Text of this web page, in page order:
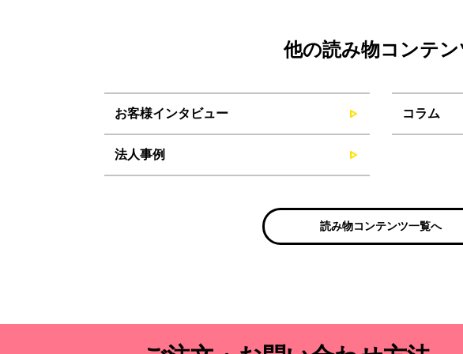
他の読み物コンテン
お客様インタビュー コラム
法人事例
読み物コンテンツ一覧へ